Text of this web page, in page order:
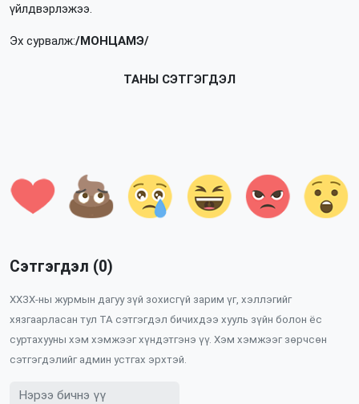
үйлдвэрлэжээ.
Эх сурвалж:/МОНЦАМЭ/
ТАНЫ СЭТГЭГДЭЛ
Сэтгэгдэл (0)
ХХЗХ-ны журмын дагуу зүй зохисгүй зарим үг, хэллэгийг
хязгаарласан тул ТА сэтгэгдэл бичихдээ хууль зүйн болон ёс
суртахууны хэм хэмжээг хүндэтгэнэ үү. Хэм хэмжээг зөрчсөн
сэтгэгдэлийг админ устгах эрхтэй.